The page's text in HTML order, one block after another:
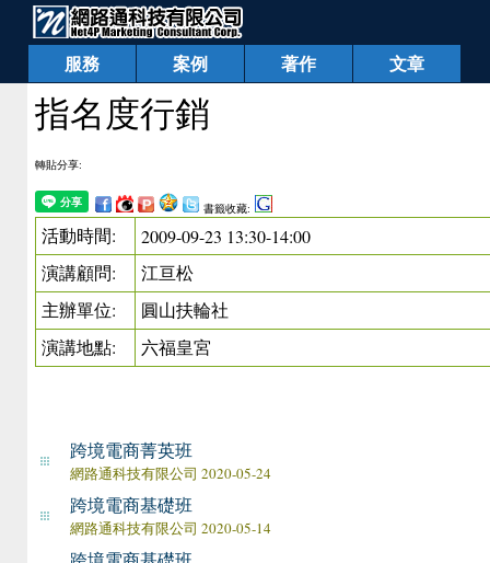
服務 案例 著作 文章
指名度行銷
轉貼分享:
書籤收藏:
活動時間:
2009-09-23 13:30-14:00
演講顧問:
江亘松
主辦單位:
圓山扶輪社
演講地點:
六福皇宮
跨境電商菁英班
網路通科技有限公司 2020-05-24
跨境電商基礎班
網路通科技有限公司 2020-05-14